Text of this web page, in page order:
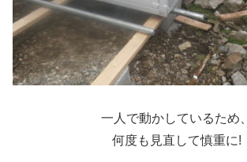
一人で動かしているため、
何度も見直して慎重に!